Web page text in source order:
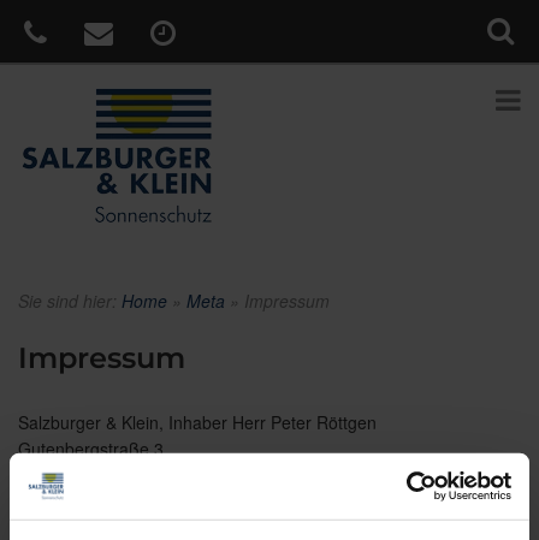
Sie sind hier: Home » Meta » Impressum
Impressum
Salzburger & Klein, Inhaber Herr Peter Röttgen
Gutenbergstraße 3
41564 Kaarst-Büttgen
Tel.02131 - 75 74 10